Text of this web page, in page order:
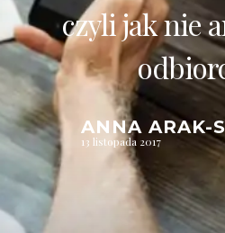
czyli jak nie
ANNA ARAK-
13 listopada 2017